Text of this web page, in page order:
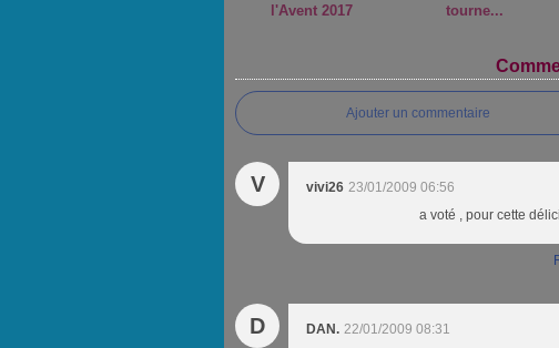
l'Avent 2017
tourne...
Ajouter un commentaire
V vivi26 23/01/2009 06:56
a voté , pour cette
D DAN. 22/01/2009 08:31